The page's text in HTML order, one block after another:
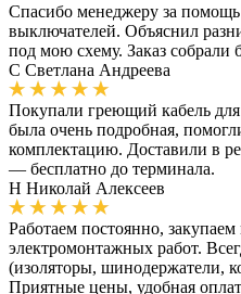
Спасибо менеджеру за
выключателей. Объяснил
под мою схему. Заказ собрали
С Светлана Андреева
Покупали греющий кабель
была очень подробная,
комплектацию. Доставили в
— бесплатно до терминала.
Н Николай Алексеев
Работаем постоянно,
электромонтажных работ.
(изоляторы, шинодержатели,
Приятные цены, удобная